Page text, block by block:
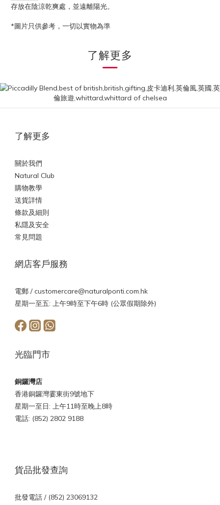
存放在陰涼乾爽處，並遠離陽光。
*圖片只供參考，一切以實物為準
了解更多
了解更多
關於我們
Natural Club
購物教學
送貨詳情
條款及細則
私隱及安全
常見問題
網店客戶服務
電郵 /customercare@naturalponti.com.hk
星期一至五: 上午9時至下午6時 (公眾假期除外)
光臨門市
銅鑼灣店
香港銅鑼灣霎東街9號地下
星期一至日: 上午11時至晚上8時
電話: (852) 2802 9188
貨品批發查詢
批發電話 / (852) 23069132